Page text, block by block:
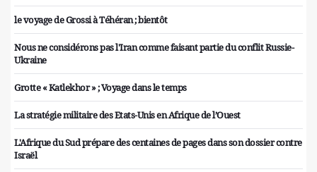
le voyage de Grossi à Téhéran ; bientôt
Nous ne considérons pas l'Iran comme faisant partie du conflit Russie-
Ukraine
Grotte « Katlekhor » ; Voyage dans le temps
La stratégie militaire des Etats-Unis en Afrique de l’Ouest
L'Afrique du Sud prépare des centaines de pages dans son dossier contre
Israël